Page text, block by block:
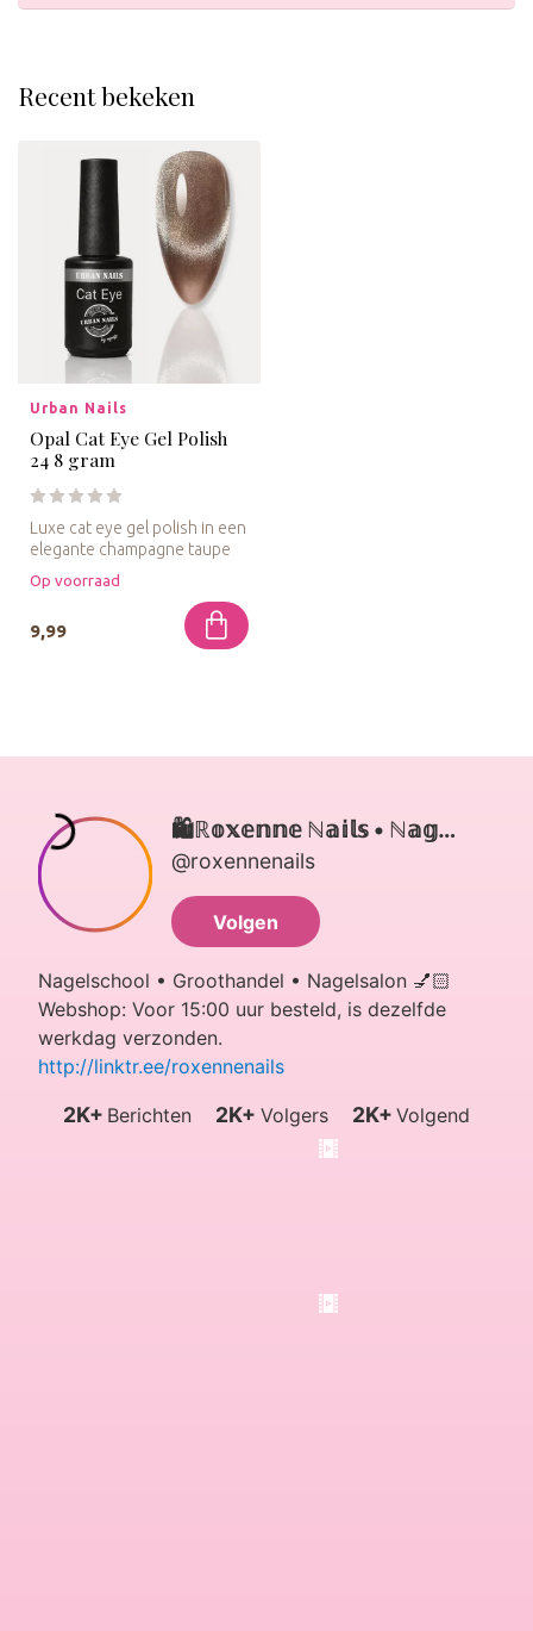
Recent bekeken
Urban Nails
Opal Cat Eye Gel Polish
24 8 gram
Luxe cat eye gel polish in een
elegante champagne taupe
tint met een magisch opa...
Op voorraad
9,99